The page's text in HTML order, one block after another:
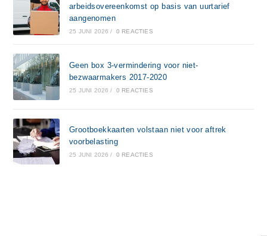
arbeidsovereenkomst op basis van uurtarief
aangenomen
25 JUNI 2026 / 0 REACTIES
Geen box 3-vermindering voor niet-
bezwaarmakers 2017-2020
25 JUNI 2026 / 0 REACTIES
Grootboekkaarten volstaan niet voor aftrek
voorbelasting
25 JUNI 2026 / 0 REACTIES